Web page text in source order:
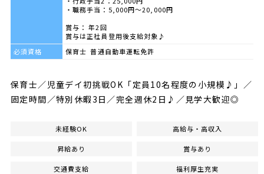
・職務手当：5,000円～20,000円
賞与： 年2回
賞与は正社員登用後支給対象♪
必須資格
保育士 普通自動車運転免許
保育士／児童デイ初挑戦OK「定員10名程度の小規模♪」／
固定時間／特別休暇3日／完全週休2日♪／見学大歓迎◎
未経験OK 高給与・高収入
昇給あり 賞与あり
交通費支給 福利厚生充実